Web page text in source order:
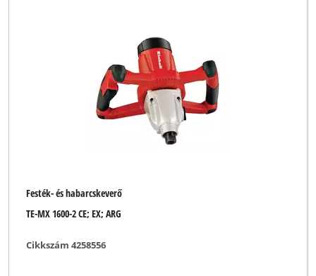
Festék- és habarcskeverő
TE-MX 1600-2 CE; EX; ARG
Cikkszám 4258556